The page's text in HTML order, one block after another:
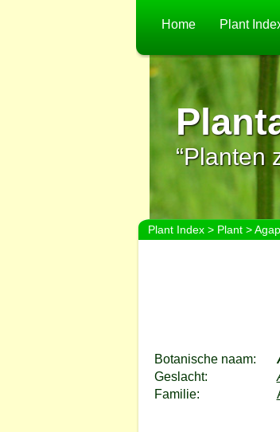
Home Plant
“Planten
Plant Index> Plant>
Botanische naam:
Geslacht:
Familie: